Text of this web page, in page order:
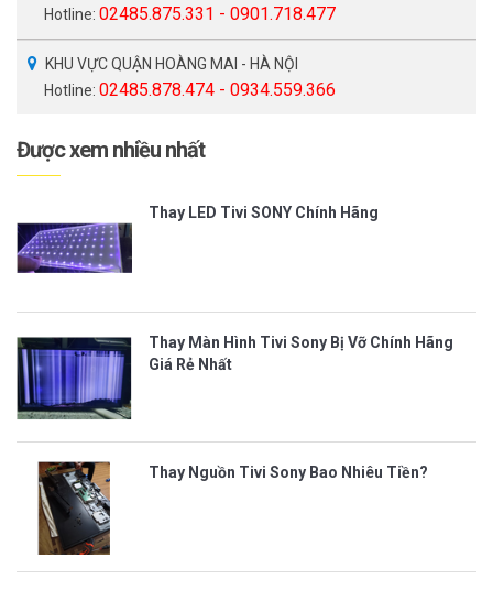
Hotline: 02485.875.331 - 0901.718.477
KHU VỰC QUẬN HOÀNG MAI - HÀ NỘI
Hotline: 02485.878.474 - 0934.559.366
Được xem nhiều nhất
Thay LED Tivi SONY Chính Hãng
Thay Màn Hình Tivi Sony Bị Vỡ Chính Hãng
Giá Rẻ Nhất
Thay Nguồn Tivi Sony Bao Nhiêu Tiền?